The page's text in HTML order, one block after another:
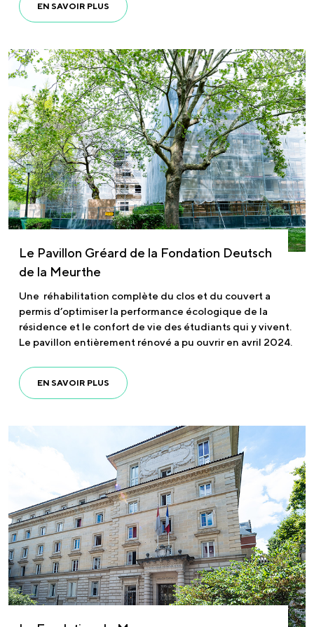
EN SAVOIR PLUS
Le Pavillon Gréard de la Fondation Deutsch
de la Meurthe
Une réhabilitation complète du clos et du couvert a
permis d’optimiser la performance écologique de la
résidence et le confort de vie des étudiants qui y vivent.
Le pavillon entièrement rénové a pu ouvrir en avril 2024.
EN SAVOIR PLUS